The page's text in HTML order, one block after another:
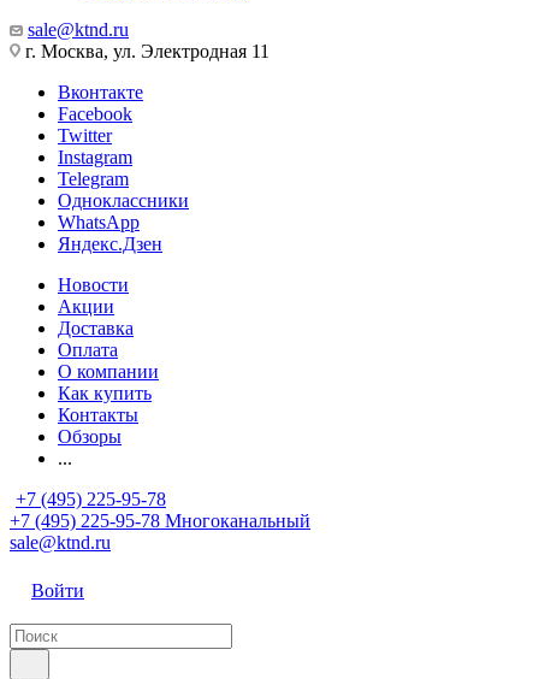
sale@ktnd.ru
г. Москва, ул. Электродная 11
Вконтакте
Facebook
Twitter
Instagram
Telegram
Одноклассники
WhatsApp
Яндекс.Дзен
Новости
Акции
Доставка
Оплата
О компании
Как купить
Контакты
Обзоры
...
+7 (495) 225-95-78
+7 (495) 225-95-78 Многоканальный
sale@ktnd.ru
Войти